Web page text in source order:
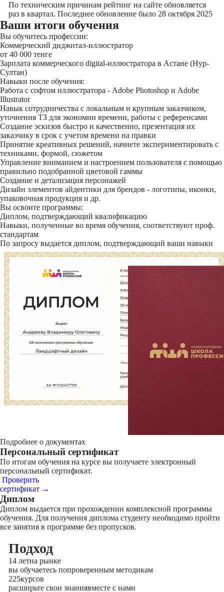
По техническим причинам рейтинг на сайте обновляется
раз в квартал. Последнее обновление было 28 октября 2025
Ваши итоги обучения
Вы обучитесь профессии:
Коммерческий диджитал-иллюстратор
от 40 000 тенге
Зарплата коммерческого digital-иллюстратора в Астане (Нур-
Султан)
Навыки после обучения:
Работа с софтом иллюстратора - Adobe Photoshop и Adobe
Illustrator
Навык сотрудничества с локальным и крупным заказчиком,
уточнения ТЗ для экономии времени, работы с референсами
Создание эскизов быстро и качественно, презентация их
заказчику в срок с учетом времени на правки
Принятие креативных решений, начнете экспериментировать с
техниками, формой, сюжетом
Управление вниманием и настроением пользователя с помощью
правильно подобранной цветовой гаммы
Создание и детализация персонажей
Дизайн элементов айдентики для брендов - логотипы, иконки,
упаковочная продукция и др.
Вы освоите программы:
Диплом, подтверждающий квалификацию
Навыки, полученные во время обучения, соответствуют проф.
стандартам
По запросу выдается диплом, подтверждающий ваши навыки
Подробнее о документах
Персональный сертификат
По итогам обучения на курсе вы получаете электронный
персональный сертификат.
Проверить
сертификат →
Диплом
Диплом выдается при прохождении комплексной программы
обучения. Для получения диплома студенту необходимо пройти
все занятия в программе без пропусков.
Подход
14 летна рынке
вы обучаетесь попроверенным методикам
225курсов
расширьте свои знаниявместе с нами